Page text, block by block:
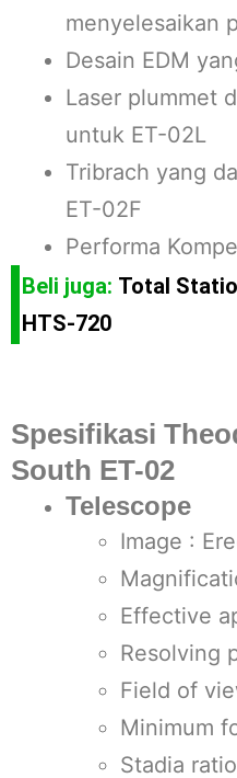
menyelesaikan
Desain EDM
Laser plummet
untuk ET-02L
Tribrach yang
ET-02F
Performa
Beli juga: Total
HTS-720
Spesifikasi
South ET-02
Telescope
Image :
Effective
Resolving
Field of
Minimum
Stadia